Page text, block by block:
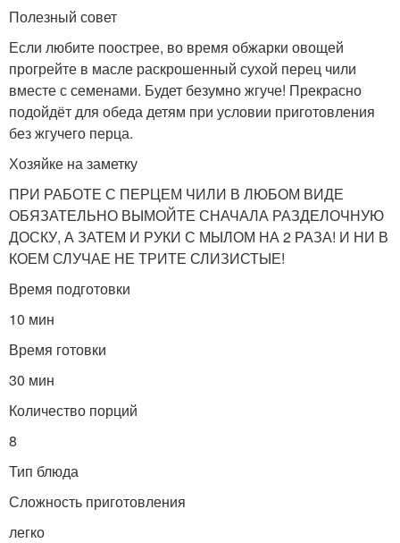
Полезный совет
Если любите поострее, во время обжарки овощей
прогрейте в масле раскрошенный сухой перец чили
вместе с семенами. Будет безумно жгуче! Прекрасно
подойдёт для обеда детям при условии приготовления
без жгучего перца.
Хозяйке на заметку
ПРИ РАБОТЕ С ПЕРЦЕМ ЧИЛИ В ЛЮБОМ ВИДЕ
ОБЯЗАТЕЛЬНО ВЫМОЙТЕ СНАЧАЛА РАЗДЕЛОЧНУЮ
ДОСКУ, А ЗАТЕМ И РУКИ С МЫЛОМ НА 2 РАЗА! И НИ В
КОЕМ СЛУЧАЕ НЕ ТРИТЕ СЛИЗИСТЫЕ!
Время подготовки
10 мин
Время готовки
30 мин
Количество порций
8
Тип блюда
Сложность приготовления
легко